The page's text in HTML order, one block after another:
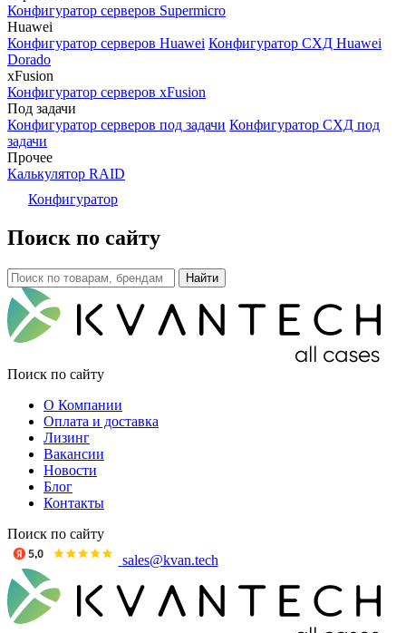
Конфигуратор серверов Supermicro
Huawei
Конфигуратор серверов Huawei Конфигуратор СХД Huawei
Dorado
xFusion
Конфигуратор серверов xFusion
Под задачи
Конфигуратор серверов под задачи Конфигуратор СХД под
задачи
Прочее
Калькулятор RAID
Конфигуратор
Поиск по сайту
Поиск по сайту
О Компании
Оплата и доставка
Лизинг
Вакансии
Новости
Блог
Контакты
Поиск по сайту
sales@kvan.tech